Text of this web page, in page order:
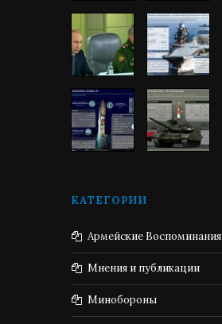
КАТЕГОРИИ
Армейские Воспоминания
Мнения и публикации
Минобороны